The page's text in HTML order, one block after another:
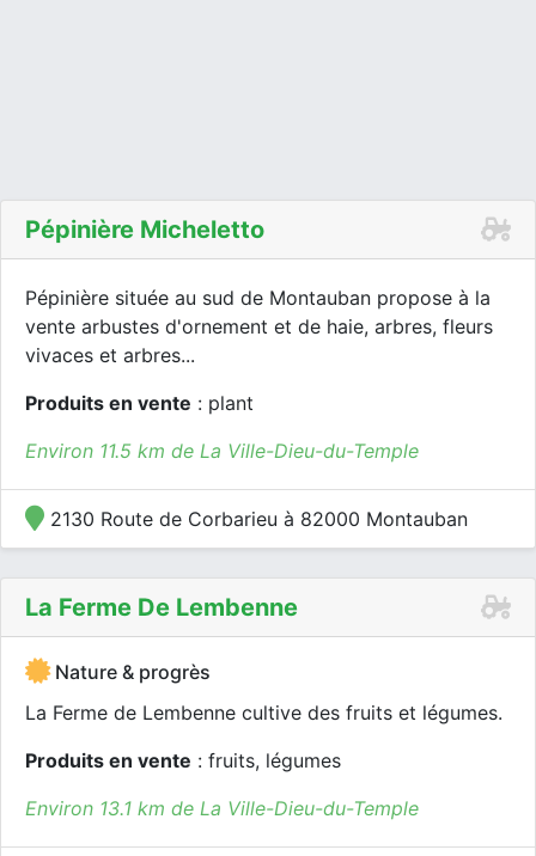
Pépinière Micheletto
Pépinière située au sud de Montauban propose à la
vente arbustes d'ornement et de haie, arbres, fleurs
vivaces et arbres...
Produits en vente : plant
Environ 11.5 km de La Ville-Dieu-du-Temple
2130 Route de Corbarieu à 82000 Montauban
La Ferme De Lembenne
Nature & progrès
La Ferme de Lembenne cultive des fruits et légumes.
Produits en vente : fruits, légumes
Environ 13.1 km de La Ville-Dieu-du-Temple